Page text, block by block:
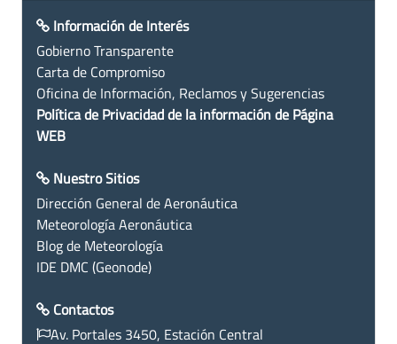
Información de Interés
Gobierno Transparente
Carta de Compromiso
Oficina de Información, Reclamos y Sugerencias
Política de Privacidad de la información de Página
WEB
Nuestro Sitios
Dirección General de Aeronáutica
Meteorología Aeronáutica
Blog de Meteorología
IDE DMC (Geonode)
Contactos
Av. Portales 3450, Estación Central